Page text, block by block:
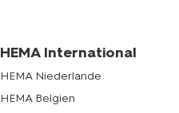
HEMA International
HEMA Niederlande
HEMA Belgien